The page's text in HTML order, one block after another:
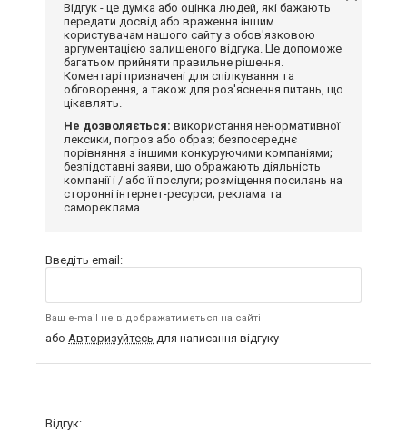
Відгук - це думка або оцінка людей, які бажають
передати досвід або враження іншим
користувачам нашого сайту з обов'язковою
аргументацією залишеного відгука. Це допоможе
багатьом прийняти правильне рішення.
Коментарі призначені для спілкування та
обговорення, а також для роз'яснення питань, що
цікавлять.
Не дозволяється: використання ненормативної
лексики, погроз або образ; безпосереднє
порівняння з іншими конкуруючими компаніями;
безпідставні заяви, що ображають діяльність
компанії і / або її послуги; розміщення посилань на
сторонні інтернет-ресурси; реклама та
самореклама.
Введіть email:
Ваш e-mail не відображатиметься на сайті
або Авторизуйтесь для написання відгуку
Відгук: